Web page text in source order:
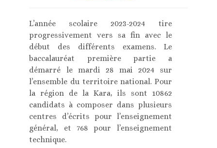
L’année scolaire 2023-2024 tire
progressivement vers sa fin avec le
début des différents examens. Le
baccalauréat première partie a
démarré le mardi 28 mai 2024 sur
l’ensemble du territoire national. Pour
la région de la Kara, ils sont 10862
candidats à composer dans plusieurs
centres d’écrits pour l’enseignement
général, et 768 pour l’enseignement
technique.